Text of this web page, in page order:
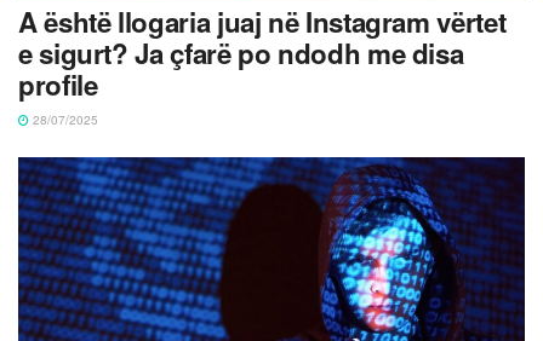
A është llogaria juaj në Instagram vërtet
e sigurt? Ja çfarë po ndodh me disa
profile
28/07/2025